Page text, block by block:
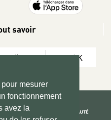
mesurer
fonctionnement
avez la
savoir
OK
REJOIGNEZ LA COMMUNAUTÉ